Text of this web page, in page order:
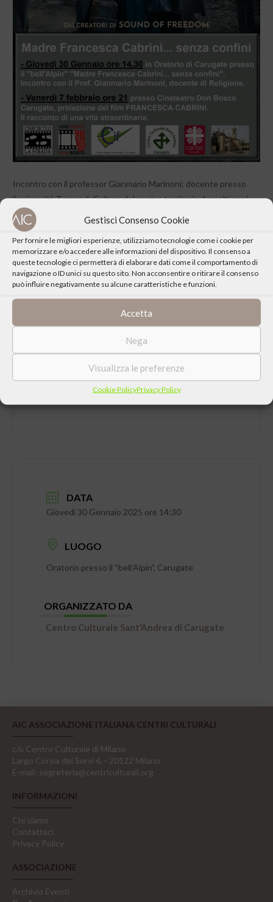
Gestisci Consenso Cookie
Per fornire le migliori esperienze, utilizziamo tecnologie come i cookie per
memorizzare e/o accedere alle informazioni del dispositivo. Il consenso a
queste tecnologie ci permetterà di elaborare dati come il comportamento di
navigazione o ID unici su questo sito. Non acconsentire o ritirare il consenso
può influire negativamente su alcune caratteristiche e funzioni.
Accetta
Nega
Visualizza le preferenze
Cookie PolicyPrivacy Policy
Incontro con il professor Gianmario Marinoni: docente presso
l’università Tempo & Cultura del nostro territorio da molti anni;
docente di Religione, ha pubblicato vari testi per i Licei per
l’insegnamento della Religione; collabora con gli Uffici Diocesani
per la formazione dei docenti di Religione e con riviste di
catechetica e di pastorale liturgica.
CONDIVIDI QUESTO EVENTO
DATA
Giovedì 30 Gennaio 2025 ore 14:30
LUOGO
Oratorio presso il “bell’Alpin”, Carugate
ORGANIZZATO DA
Centro Culturale Sant’Andrea di Carugate
AIC ASSOCIAZIONE ITALIANA CENTRI CULTURALI
c/o Centro Culturale di Milano
Largo Corsia dei Servi 4, - 20122 Milano
E-mail: segreteria@centriculturali.org
INFORMAZIONI
Chi siamo
Contattaci
Privacy Policy
ASSOCIAZIONE
Archivio Eventi